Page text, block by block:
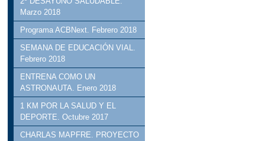
Marzo 2018
Programa ACBNext. Febrero 2018
SEMANA DE EDUCACIÓN VIAL.
Febrero 2018
ENTRENA COMO UN
ASTRONAUTA. Enero 2018
1 KM POR LA SALUD Y EL
DEPORTE. Octubre 2017
CHARLAS MAPFRE. PROYECTO